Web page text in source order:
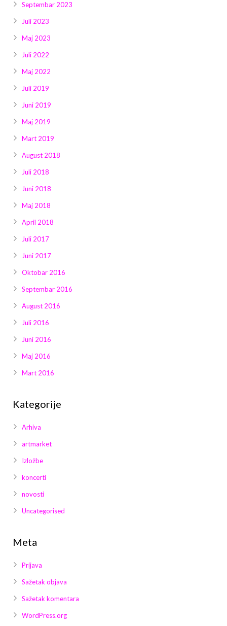
Septembar 2023
Juli 2023
Maj 2023
Juli 2022
Maj 2022
Juli 2019
Juni 2019
Maj 2019
Mart 2019
August 2018
Juli 2018
Juni 2018
Maj 2018
April 2018
Juli 2017
Juni 2017
Oktobar 2016
Septembar 2016
August 2016
Juli 2016
Juni 2016
Maj 2016
Mart 2016
Kategorije
Arhiva
artmarket
Izložbe
koncerti
novosti
Uncategorised
Meta
Prijava
Sažetak objava
Sažetak komentara
WordPress.org